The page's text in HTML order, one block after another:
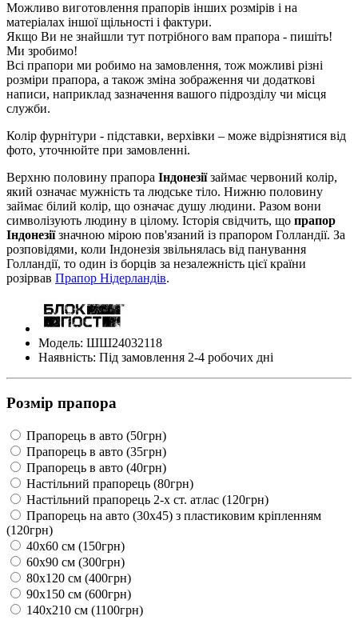
Можливо виготовлення прапорів інших розмірів і на
матеріалах іншої щільності і фактури.
Якщо Ви не знайшли тут потрібного вам прапора - пишіть!
Ми зробимо!
Всі прапори ми робимо на замовлення, тож можливі різні
розміри прапора, а також зміна зображення чи додаткові
написи, наприклад зазначення вашого підрозділу чи місця
служби.
Колір фурнітури - підставки, верхівки – може відрізнятися від
фото, уточнюйте при замовленні.
Верхню половину прапора Індонезіїзаймає червоний колір,
який означає мужність та людське тіло. Нижню половину
займає білий колір, що означає душу людини. Разом вони
символізують людину в цілому. Історія свідчить, що прапор
Індонезіїзначною мірою пов'язаний із прапором Голландії. За
розповідями, коли Індонезія звільнялась від панування
Голландії, то один із борців за незалежність цієї країни
розірвав Прапор Нідерландів.
Модель: ШШ24032118
Наявність: Під замовлення 2-4 робочих дні
Розмір прапора
Прапорець в авто (50грн)
Прапорець в авто (35грн)
Прапорець в авто (40грн)
Настільний прапорець (80грн)
Настільний прапорець 2-х ст. атлас (120грн)
Прапорець на авто (30х45) з пластиковим кріпленням
(120грн)
40х60 см (150грн)
60х90 см (300грн)
80х120 см (400грн)
90х150 см (600грн)
140х210 см (1100грн)